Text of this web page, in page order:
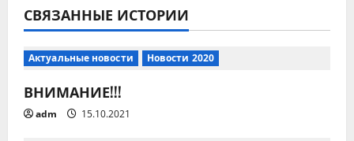
и
я
п
СВЯЗАННЫЕ ИСТОРИИ
Актуальные новости Новости 2020
ВНИМАНИЕ!!!
adm 15.10.2021